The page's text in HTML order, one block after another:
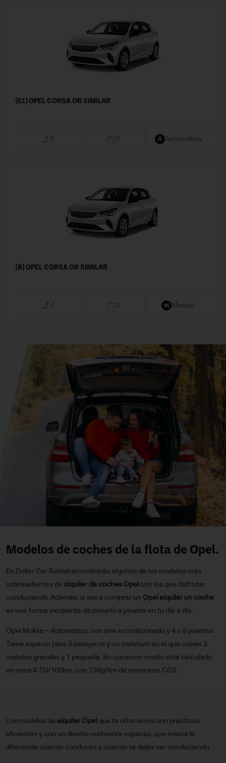
(E1) OPEL CORSA OR SIMILAR
5 3 Automática
(B) OPEL CORSA OR SIMILAR
4 2 Manual
Modelos de coches de la flota de Opel.
En Dollar Car Rental encontrarás algunos de los modelos más
sobresalientes de alquiler de coches Opel con los que disfrutar
conduciendo. Además, si vas a comprar un Opel alquilar un coche
es una forma excelente de ponerlo a prueba en tu día a día.
Opel Mokka – Automático, con aire acondicionado y 4 o 5 puertas.
Tiene espacio para 5 pasajeros y un maletero en el que caben 2
maletas grandes y 1 pequeña. Su consumo medio está calculado
en unos 4,75l/100km, con 138g/km de emisiones CO2.
Los modelos de alquiler Opel que te ofrecemos son prácticos,
eficientes y con un diseño realmente especial, que marca la
diferencia cuando conduces y cuando te dejas ver conduciendo.